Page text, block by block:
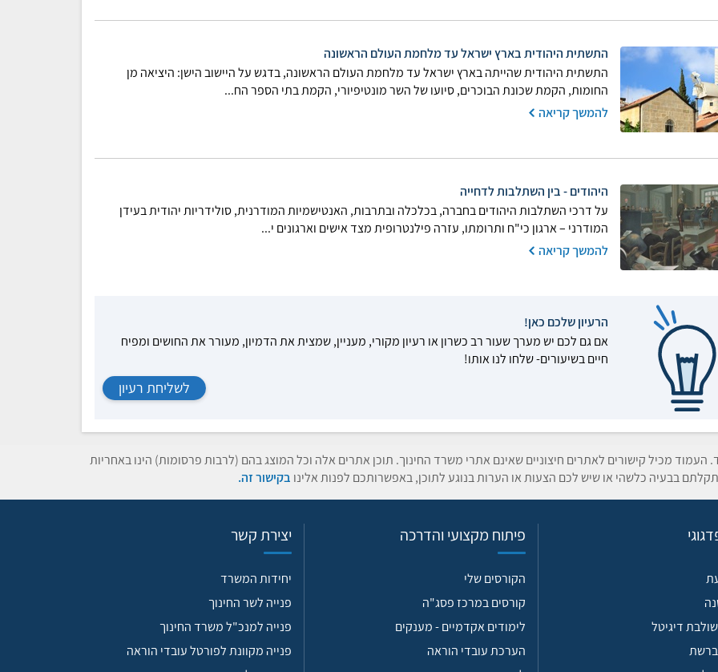
התשתית היהודית בארץ ישראל עד מלחמת העולם הראשונה
התשתית היהודית שהייתה בארץ ישראל עד מלחמת העולם הראשונה, בדגש על היישוב הישן: היציאה מן
החומות, הקמת שכונת הבוכרים, סיועו של השר מונטיפיורי, הקמת בתי הספר הח...
להמשך קריאה
היהודים - בין השתלבות לדחייה
על דרכי השתלבות היהודים בחברה, בכלכלה ובתרבות, האנטישמיות המודרנית, סולידריות יהודית בעידן
המודרני – ארגון כי"ח ותרומתו, עזרה פילנטרופית מצד אישים וארגונים י...
להמשך קריאה
הרעיון שלכם כאן!
אם גם לכם יש מערך שעור רב כשרון או רעיון מקורי, מעניין, שמצית את הדמיון, מעורר את החושים ומפיח
חיים בשיעורים- שלחו לנו אותו!
לשליחת רעיון
העמוד מכיל קישורים לאתרים חיצוניים שאינם אתרי משרד החינוך. תוכן אתרים אלה וכל המוצג בהם (לרבות פרסומות) הינו באחריות
בבעיה כלשהי או שיש לכם הצעות או הערות בנוגע לתוכן, באפשרותכם לפנות אלינו בקישור זה.
דיגיטל
פיתוח מקצועי והדרכה
הקורסים שלי
קורסים במרכז פסג"ה
לימודים אקדמיים - מענקים
הערכת עובדי הוראה
יצירת קשר
יחידות המשרד
פנייה לשר החינוך
פנייה למנכ"ל משרד החינוך
פנייה מקוונת לפורטל עובדי הוראה